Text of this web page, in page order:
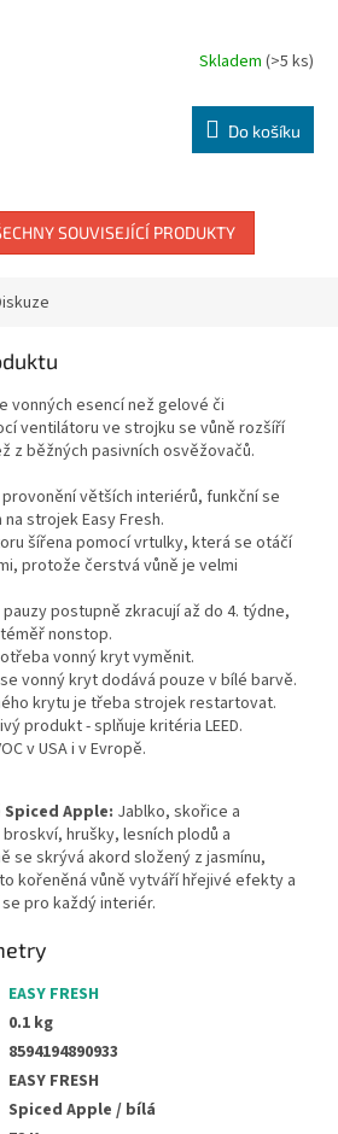
Skladem (>5 ks)
Do košíku
SOUVISEJÍCÍ PRODUKTY
vonných esencí než gelové či
ventilátoru ve strojku se vůně rozšíří
z běžných pasivních osvěžovačů.
provonění větších interiérů, funkční se
strojek Easy Fresh.
šířena pomocí vrtulky, která se otáčí
protože čerstvá vůně je velmi
pauzy postupně zkracují až do 4. týdne,
nonstop.
vonný kryt vyměnit.
vonný kryt dodává pouze v bílé barvě.
krytu je třeba strojek restartovat.
produkt - splňuje kritéria LEED.
v USA i v Evropě.
Apple: Jablko, skořice a
hrušky, lesních plodů a
se skrývá akord složený z jasmínu,
kořeněná vůně vytváří hřejivé efekty a
pro každý interiér.
EASY FRESH
0.1 kg
8594194890933
EASY FRESH
Spiced Apple / bílá